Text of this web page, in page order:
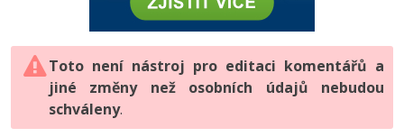
HTML5, CSS3, Bootstrap, SEO
SQL a databáze
Testování a verzování
PHP
JavaScript
Python
Vývojář mobilních aplikací
C# Game developer
-80%
JavaScript -80%
PHP -80%
Digitální gramotnost
Marketing
WordPress
Photoshop -80%
Adobe Illustrator -80%
Adobe Lightroom
Toto není nástroj pro editaci komentářů a
jiné změny než osobních údajů nebudou
schváleny.